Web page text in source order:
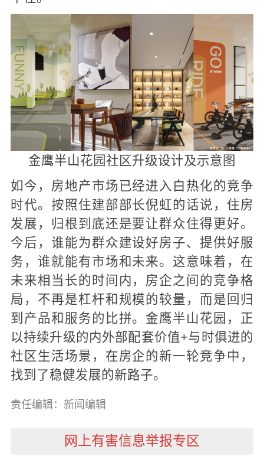
金鹰半山花园社区升级设计及示意图
如今，房地产市场已经进入白热化的竞争
时代。按照住建部部长倪虹的话说，住房
发展，归根到底还是要让群众住得更好。
今后，谁能为群众建设好房子、提供好服
务，谁就能有市场和未来。这意味着，在
未来相当长的时间内，房企之间的竞争格
局，不再是杠杆和规模的较量，而是回归
到产品和服务的比拼。金鹰半山花园，正
以持续升级的内外部配套价值+与时俱进的
社区生活场景，在房企的新一轮竞争中，
找到了稳健发展的新路子。
责任编辑：新闻编辑
网上有害信息举报专区